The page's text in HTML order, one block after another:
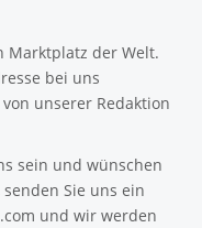
Marktplatz der Welt.
bei uns
unserer Redaktion
sein und wünschen
Sie uns ein
und wir werden